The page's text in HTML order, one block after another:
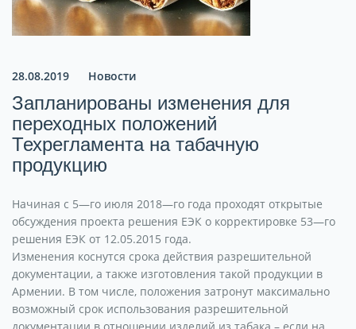
28.08.2019 Новости
Запланированы изменения для
переходных положений
Техрегламента на табачную
продукцию
Начиная с 5—го июля 2018—го года проходят открытые
обсуждения проекта решения ЕЭК о корректировке 53—го
решения ЕЭК от 12.05.2015 года.
Изменения коснутся срока действия разрешительной
документации, а также изготовления такой продукции в
Армении. В том числе, положения затронут максимально
возможный срок использования разрешительной
документации в отношении изделий из табака – если на